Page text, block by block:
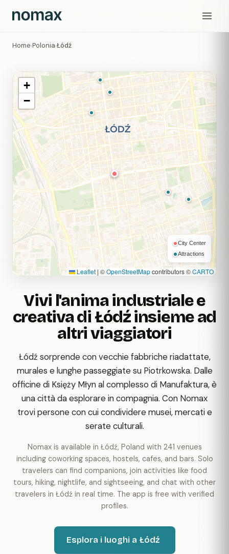
Home›Polonia›Łódź
Vivi l'anima industriale e
creativa di Łódź insieme ad
altri viaggiatori
Łódź sorprende con vecchie fabbriche riadattate,
murales e lunghe passeggiate su Piotrkowska. Dalle
officine di Księży Młyn al complesso di Manufaktura, è
una città da esplorare in compagnia. Con Nomax
trovi persone con cui condividere musei, mercati e
serate culturali.
Nomax is available in Łódź, Poland with 241 venues
including coworking spaces, hostels, cafes, and bars. Solo
travelers can find companions, join activities like food
tours, hiking, nightlife, and sightseeing, and chat with other
travelers in Łódź in real time. The app is free with verified
profiles.
Esplora i luoghi a Łódź
+
−
City Center
Attractions
Leaflet | ©OpenStreetMapcontributors ©CARTO